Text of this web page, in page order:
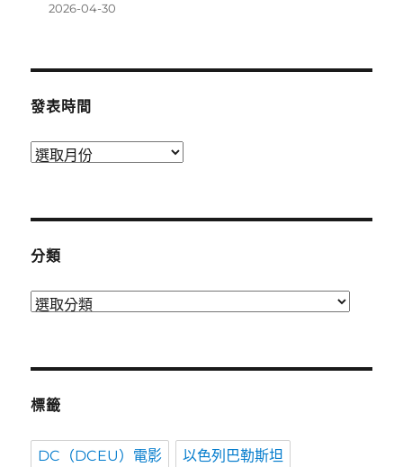
2026-04-30
發表時間
發
分類
分
標籤
DC（DCEU）電影 以色列巴勒斯坦